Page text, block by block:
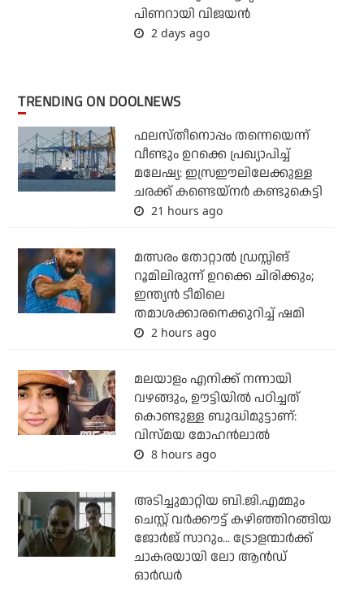
പിണറായി വിജയന്‍
2 days ago
TRENDING ON DOOLNEWS
ഫലസ്തീനൊപ്പം തന്നെയെന്ന്
വീണ്ടും ഉറക്കെ പ്രഖ്യാപിച്ച്
മലേഷ്യ: ഇസ്രഈലിലേക്കുള്ള
ചരക്ക് കണ്ടെയ്‌നര്‍ കണ്ടുകെട്ടി
21 hours ago
മത്സരം തോറ്റാല്‍ ഡ്രസ്സിങ്
റൂമിലിരുന്ന് ഉറക്കെ ചിരിക്കും;
ഇന്ത്യന്‍ ടീമിലെ
തമാശക്കാരനെക്കുറിച്ച് ഷമി
2 hours ago
മലയാളം എനിക്ക് നന്നായി
വഴങ്ങും, ഊട്ടിയില്‍ പഠിച്ചത്
കൊണ്ടുള്ള ബുദ്ധിമുട്ടാണ്:
വിസ്മയ മോഹന്‍ലാല്‍
8 hours ago
അടിച്ചുമാറ്റിയ ബി.ജി.എമ്മും
ചെസ്റ്റ് വര്‍ക്കൗട്ട് കഴിഞ്ഞിറങ്ങിയ
ജോര്‍ജ് സാറും... ട്രോളന്മാര്‍ക്ക്
ചാകരയായി ലോ ആന്‍ഡ്
ഓര്‍ഡര്‍